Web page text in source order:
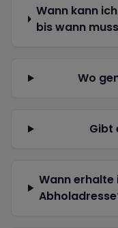
Wann kann
bis wann
Wo
Gibt
Wann erhalte